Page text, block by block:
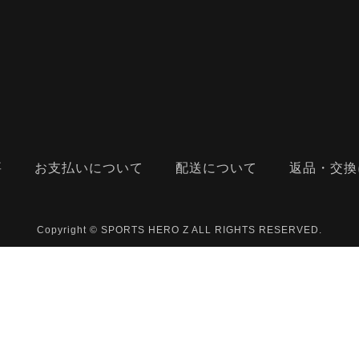
お支払いについて 配送について 返品・交
Copyright © SPORTS HERO Z ALL RIGHTS RESERVED.